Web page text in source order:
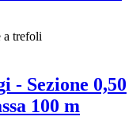
trefoli
- Sezione 0,50
100 m